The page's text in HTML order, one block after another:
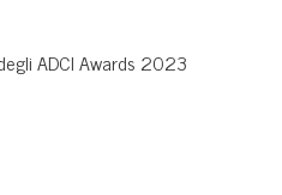
ADCI Awards 2023